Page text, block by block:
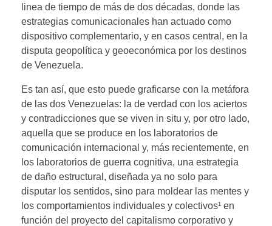
linea de tiempo de más de dos décadas, donde las
estrategias comunicacionales han actuado como
dispositivo complementario, y en casos central, en la
disputa geopolítica y geoeconómica por los destinos
de Venezuela.
Es tan así, que esto puede graficarse con la metáfora
de las dos Venezuelas: la de verdad con los aciertos
y contradicciones que se viven in situ y, por otro lado,
aquella que se produce en los laboratorios de
comunicación internacional y, más recientemente, en
los laboratorios de guerra cognitiva, una estrategia
de daño estructural, diseñada ya no solo para
disputar los sentidos, sino para moldear las mentes y
los comportamientos individuales y colectivos¹ en
función del proyecto del capitalismo corporativo y